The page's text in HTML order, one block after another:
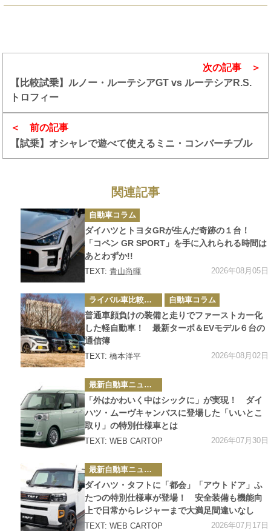
前の記事
【試乗】オシャレで遊べて使えるミニ・コンバーチブル
次の記事
【比較試乗】ルノー・ルーテシアGT vs ルーテシアR.S.
トロフィー
関連記事
カ
テ
ゴ
リ
ー
自動車コラム
ダイハツとトヨタGRが生んだ奇跡の１台！
「コペン GR SPORT」を手に入れられる時間は
あとわずか!!
TEXT:青山尚暉 2026年08月05日
カ
テ
ゴ
リ
ー
ライバル車比較テスト 自動車コラム
普通車顔負けの装備と走りでファーストカー化
した軽自動車！ 最新ターボ＆EVモデル６台の
通信簿
TEXT: 橋本洋平 2026年08月02日
カ
テ
ゴ
リ
ー
最新自動車ニュース
「外はかわいく中はシックに」が実現！ ダイ
ハツ・ムーヴキャンバスに登場した「いいとこ
取り」の特別仕様車とは
TEXT: WEB CARTOP 2026年07月30日
カ
テ
ゴ
リ
ー
最新自動車ニュース
ダイハツ・タフトに「都会」「アウトドア」ふ
たつの特別仕様車が登場！ 安全装備も機能向
上で日常からレジャーまで大満足間違いなし
TEXT: WEB CARTOP 2026年07月17日